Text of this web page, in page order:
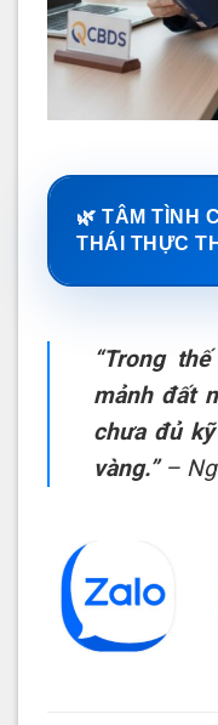
🌿 TÂM TÌNH
THÁI THỰC THI
“Trong
mảnh đất
chưa đủ
vàng.”–